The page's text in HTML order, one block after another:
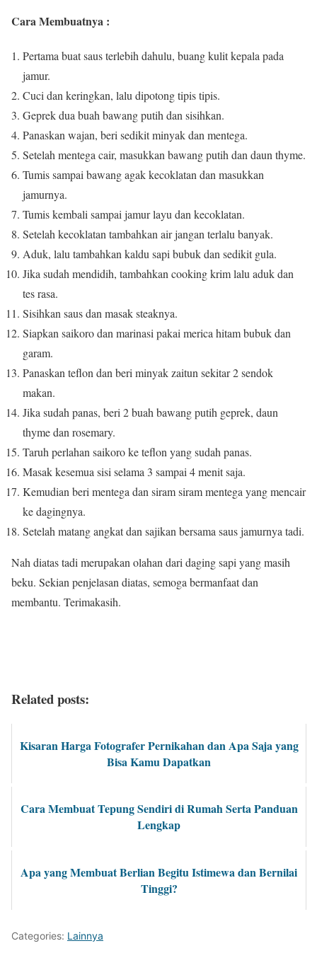
Cara Membuatnya :
Pertama buat saus terlebih dahulu, buang kulit kepala pada
jamur.
Cuci dan keringkan, lalu dipotong tipis tipis.
Geprek dua buah bawang putih dan sisihkan.
Panaskan wajan, beri sedikit minyak dan mentega.
Setelah mentega cair, masukkan bawang putih dan daun thyme.
Tumis sampai bawang agak kecoklatan dan masukkan
jamurnya.
Tumis kembali sampai jamur layu dan kecoklatan.
Setelah kecoklatan tambahkan air jangan terlalu banyak.
Aduk, lalu tambahkan kaldu sapi bubuk dan sedikit gula.
Jika sudah mendidih, tambahkan cooking krim lalu aduk dan
tes rasa.
Sisihkan saus dan masak steaknya.
Siapkan saikoro dan marinasi pakai merica hitam bubuk dan
garam.
Panaskan teflon dan beri minyak zaitun sekitar 2 sendok
makan.
Jika sudah panas, beri 2 buah bawang putih geprek, daun
thyme dan rosemary.
Taruh perlahan saikoro ke teflon yang sudah panas.
Masak kesemua sisi selama 3 sampai 4 menit saja.
Kemudian beri mentega dan siram siram mentega yang mencair
ke dagingnya.
Setelah matang angkat dan sajikan bersama saus jamurnya tadi.
Nah diatas tadi merupakan olahan dari daging sapi yang masih
beku. Sekian penjelasan diatas, semoga bermanfaat dan
membantu. Terimakasih.
Related posts:
Kisaran Harga Fotografer Pernikahan dan Apa Saja yang
Bisa Kamu Dapatkan
Cara Membuat Tepung Sendiri di Rumah Serta Panduan
Lengkap
Apa yang Membuat Berlian Begitu Istimewa dan Bernilai
Tinggi?
Categories: Lainnya